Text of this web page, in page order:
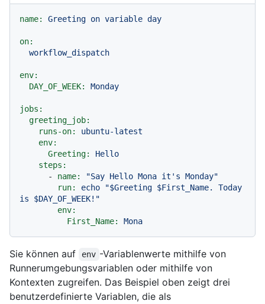
name: Greeting on variable day
on:
workflow_dispatch
env:
DAY_OF_WEEK:
Monday
jobs:
greeting_job:
runs-on:
ubuntu-latest
env:
Greeting:
Hello
steps:
-
name:
"Say Hello Mona it's Monday"
run:
echo
"$Greeting $First_Name. Today
is $DAY_OF_WEEK!"
env:
First_Name:
Mona
Sie können auf env -Variablenwerte mithilfe von
Runnerumgebungsvariablen oder mithilfe von
Kontexten zugreifen. Das Beispiel oben zeigt drei
benutzerdefinierte Variablen, die als